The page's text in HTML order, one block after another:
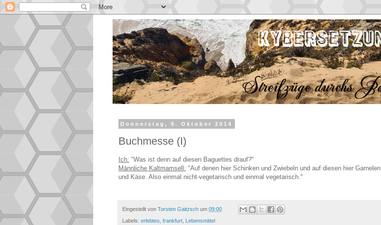
Donnerstag, 9. Oktober 2014
Buchmesse (I)
Ich: "Was ist denn auf diesen Baguettes drauf?"
Männliche Kaltmamsell: "Auf denen hier Schinken und Zwiebeln und auf diesen hier Garnelen
und Käse. Also einmal nicht-vegetarisch und einmal vegetarisch."
Eingestellt von Torsten Gaitzsch um 09:00
Labels: erlebtes frankfurt Lebensmittel